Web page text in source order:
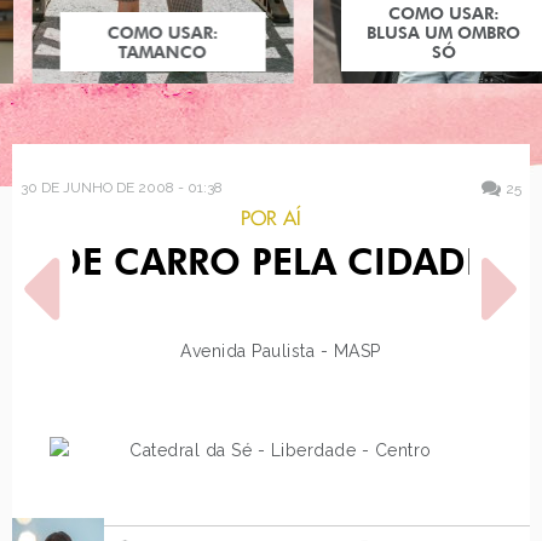
COMO USAR:
TAMANCO
COMO USAR:
BLUSA UM OMBRO
30 DE JUNHO DE 2008 - 01:38 25
POR AÍ
DE CARRO PELA CIDADE
FIM DE SEMANA,
BLOGUERIA 6